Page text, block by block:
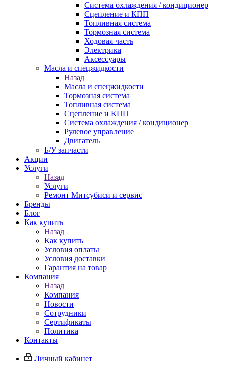
Система охлаждения / кондиционер
Сцепление и КПП
Топливная система
Тормозная система
Ходовая часть
Электрика
Аксессуары
Масла и спецжидкости
Назад
Масла и спецжидкости
Тормозная система
Топливная система
Сцепление и КПП
Система охлаждения / кондиционер
Рулевое управление
Двигатель
Б/У запчасти
Акции
Услуги
Назад
Услуги
Ремонт Митсубиси и сервис
Бренды
Блог
Как купить
Назад
Как купить
Условия оплаты
Условия доставки
Гарантия на товар
Компания
Назад
Компания
Новости
Сотрудники
Сертификаты
Политика
Контакты
Личный кабинет